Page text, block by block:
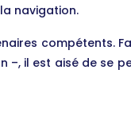
navigation.
compétents.
il est aisé de se